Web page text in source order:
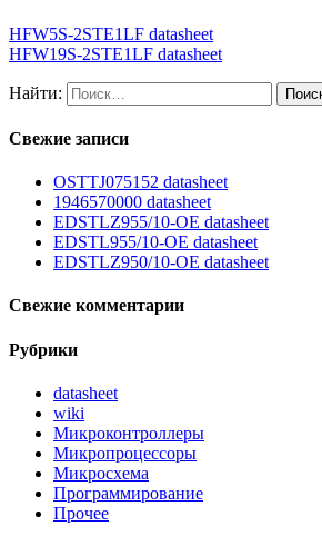
HFW5S-2STE1LF datasheet
HFW19S-2STE1LF datasheet
Найти:
Свежие записи
OSTTJ075152 datasheet
1946570000 datasheet
EDSTLZ955/10-OE datasheet
EDSTL955/10-OE datasheet
EDSTLZ950/10-OE datasheet
Свежие комментарии
Рубрики
datasheet
wiki
Микроконтроллеры
Микропроцессоры
Микросхема
Программирование
Прочее